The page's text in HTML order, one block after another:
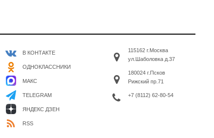
В КОНТАКТЕ
ОДНОКЛАССНИКИ
МАКС
TELEGRAM
ЯНДЕКС ДЗЕН
RSS
115162 г.Москва
ул.Шаболовка д.37
180024 г.Псков
Рижский пр.71
+7 (8112) 62-80-54